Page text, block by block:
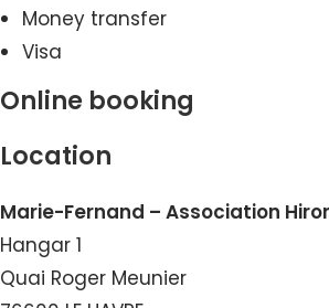
Money transfer
Visa
Online booking
Location
Marie-Fernand – Association
Hangar 1
Quai Roger Meunier